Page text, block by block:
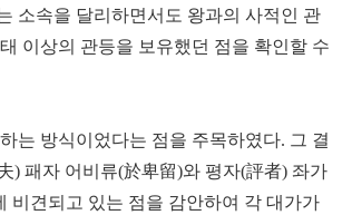
소속을 달리하면서도 왕과의 사적인 관
이상의 관등을 보유했던 점을 확인할 수
는 방식이었다는 점을 주목하였다. 그 결
) 패자 어비류(於卑留)와 평자(評者) 좌가
비견되고 있는 점을 감안하여 각 대가가